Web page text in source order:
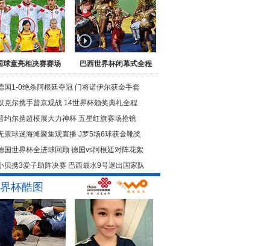
球童亮相决赛赛场 巴西世界杯闭幕式全程
国1-0绝杀阿根廷夺冠 门将诺伊尔获金手套
克尔携手普京观战 14世界杯颁奖典礼全程
约尔携超模展大力神杯 五星红旗赛场抢镜
票球迷海滩聚集观直播 J罗5场6球获金靴奖
国世界杯全进球回顾 德国vs阿根廷对阵花絮
贝携3爱子助阵决赛 巴西最水9号退出国家队
杯酷图